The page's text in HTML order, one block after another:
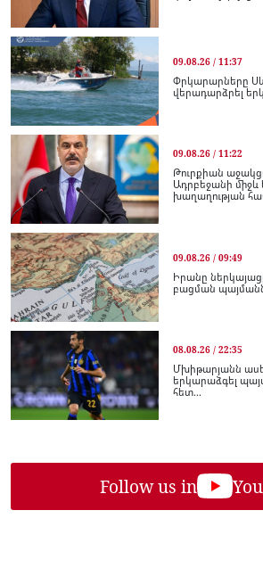
09.08.26 / 11:37
Փրկարարները
վերադարձրել
09.08.26 / 11:22
Թուրքիան
Ադրբեջանի
խաղաղության
09.08.26 / 09:49
Իրանը
բացման
08.08.26 / 22:35
Մխիթարյանն
երկարաձգել
հետ...
Follow us in